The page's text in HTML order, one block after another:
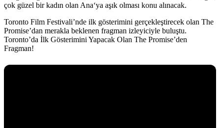
çok güzel bir kadın olan Ana‘ya aşık olması konu alınacak.
Toronto Film Festivali’nde ilk gösterimini gerçekleştirecek olan The
Promise’dan merakla beklenen fragman izleyiciyle buluştu.
Toronto’da İlk Gösterimini Yapacak Olan The Promise’den
Fragman!